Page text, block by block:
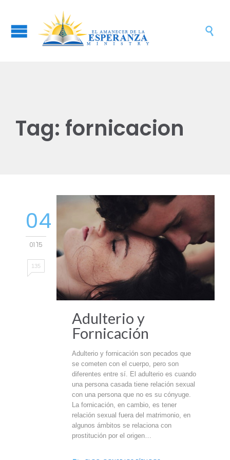

Tag: fornicacion
04
01 '15
135
Adulterio y
Fornicación
Adulterio y fornicación son pecados que
se cometen con el cuerpo, pero son
diferentes entre sí. El adulterio es cuando
una persona casada tiene relación sexual
con una persona que no es su cónyuge.
La fornicación, en cambio, es tener
relación sexual fuera del matrimonio, en
algunos ámbitos se relaciona con
prostitución por el origen…